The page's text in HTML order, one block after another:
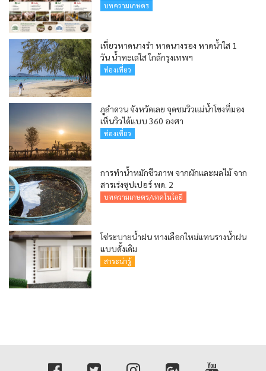
บทความเกษตร
เที่ยวหาดนางรำ หาดนางรอง หาดน้ำใส 1
วัน น้ำทะเลใส ใกล้กรุงเทพฯ
ท่องเที่ยว
ภูลำดวน จังหวัดเลย จุดชมวิวแม่น้ำโขงที่มอง
เห็นวิวได้แบบ 360 องศา
ท่องเที่ยว
การทำน้ำหมักชีวภาพ จากผักและผลไม้ จาก
สารเร่งซุปเปอร์ พด. 2
บทความเกษตร/เทคโนโลยี
โซ่ระบายน้ำฝน ทางเลือกใหม่แทนรางน้ำฝน
แบบดั้งเดิม
สาระน่ารู้